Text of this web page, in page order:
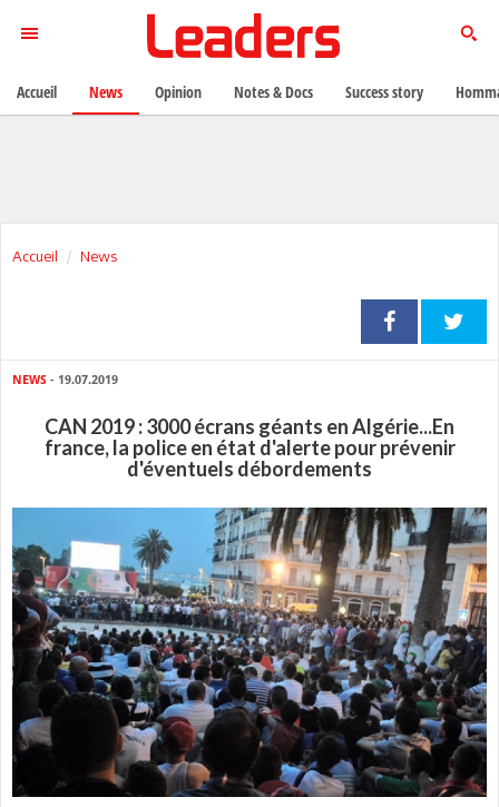
Accueil News
NEWS - 19.07.2019
CAN 2019 : 3000 écrans géants en Algérie...En
france, la police en état d'alerte pour prévenir
d'éventuels débordements
Accueil News Opinion Notes & Docs Success story